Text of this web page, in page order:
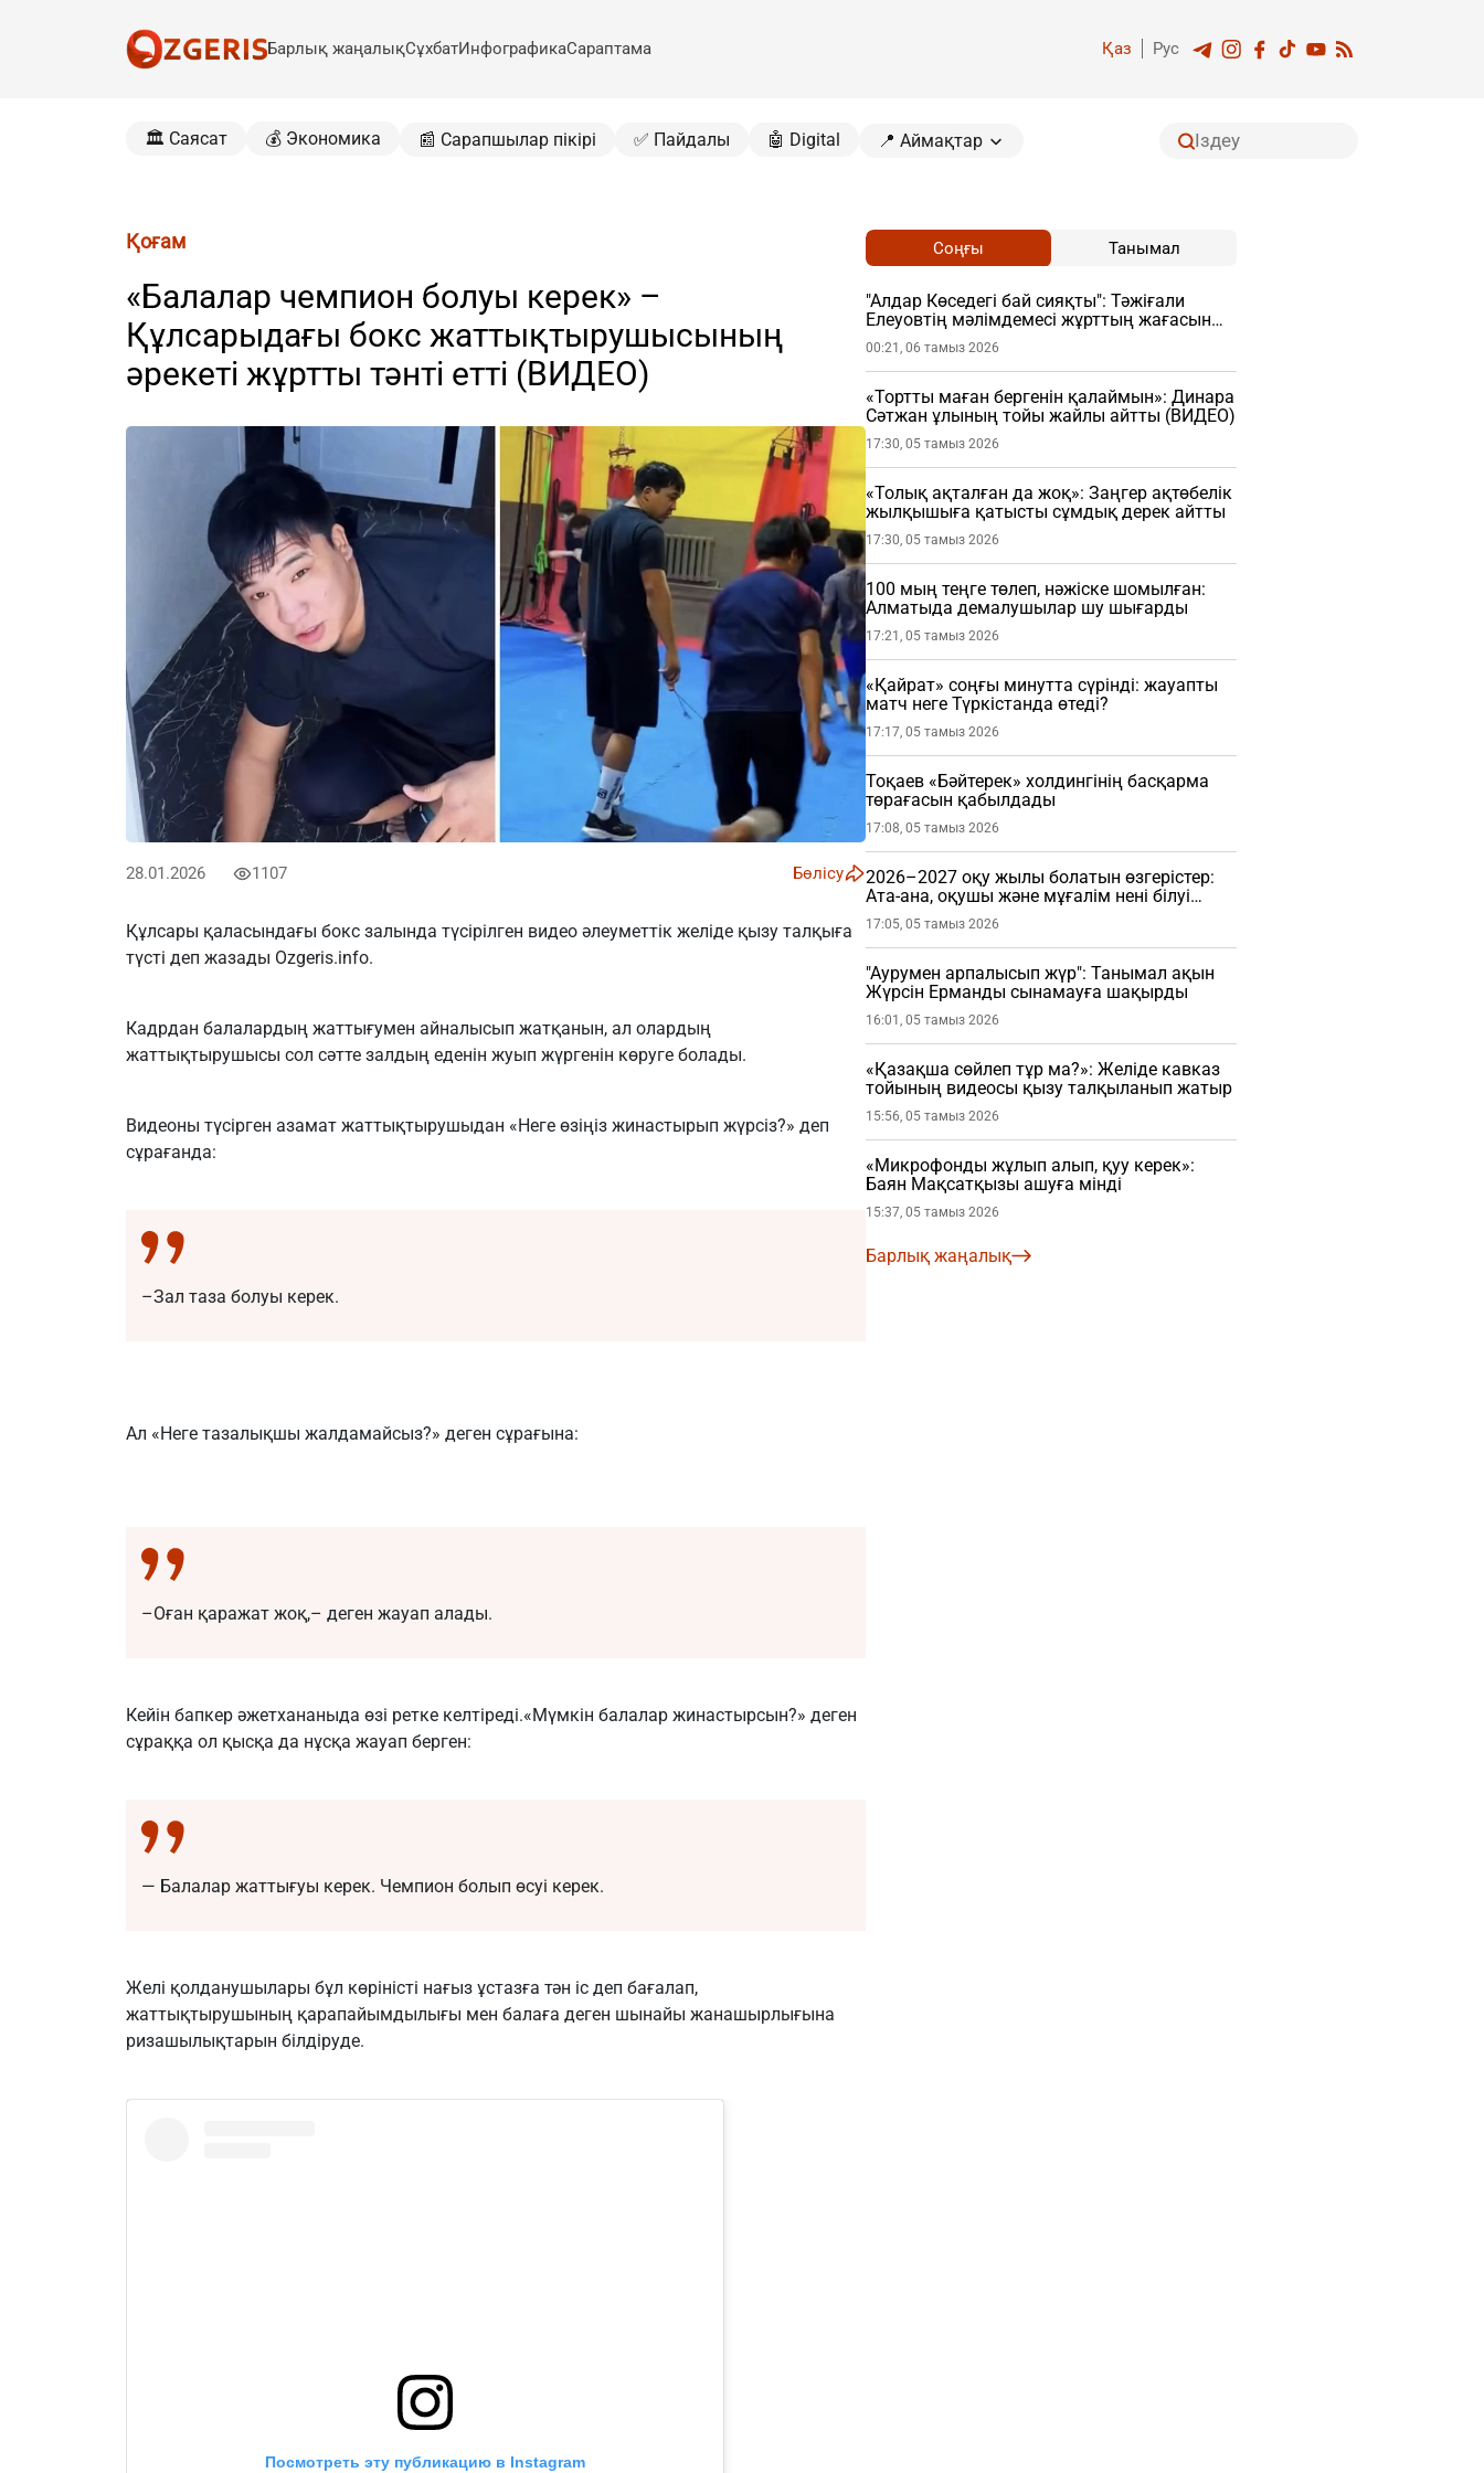
Барлық жаңалықСұхбатИнфографикаСараптама Қаз Рус
🏛️ Саясат 💰 Экономика 📰 Сарапшылар пікірі ✅ Пайдалы 🤖 Digital 📍 Аймақтар
Қоғам
«Балалар чемпион болуы керек» –
Құлсарыдағы бокс жаттықтырушысының
әрекеті жұртты тәнті етті (ВИДЕО)
28.01.2026 1107 Бөлісу
Құлсары қаласындағы бокс залында түсірілген видео әлеуметтік желіде қызу талқыға
түсті деп жазады Оzgeris.info.
Кадрдан балалардың жаттығумен айналысып жатқанын, ал олардың
жаттықтырушысы сол сәтте залдың еденін жуып жүргенін көруге болады.
Видеоны түсірген азамат жаттықтырушыдан «Неге өзіңіз жинастырып жүрсіз?» деп
сұрағанда:
–Зал таза болуы керек.
Ал «Неге тазалықшы жалдамайсыз?» деген сұрағына:
–Оған қаражат жоқ,– деген жауап алады.
Кейін бапкер әжетхананыда өзі ретке келтіреді.«Мүмкін балалар жинастырсын?» деген
сұраққа ол қысқа да нұсқа жауап берген:
— Балалар жаттығуы керек. Чемпион болып өсуі керек.
Желі қолданушылары бұл көріністі нағыз ұстазға тән іс деп бағалап,
жаттықтырушының қарапайымдылығы мен балаға деген шынайы жанашырлығына
ризашылықтарын білдіруде.
Соңғы Танымал
"Алдар Көседегі бай сияқты": Тәжіғали
Елеуовтің мәлімдемесі жұрттың жағасын
ұстатты
00:21, 06 тамыз 2026
«Тортты маған бергенін қалаймын»: Динара
Сәтжан ұлының тойы жайлы айтты (ВИДЕО)
17:30, 05 тамыз 2026
«Толық ақталған да жоқ»: Заңгер ақтөбелік
жылқышыға қатысты сұмдық дерек айтты
17:30, 05 тамыз 2026
100 мың теңге төлеп, нәжіске шомылған:
Алматыда демалушылар шу шығарды
17:21, 05 тамыз 2026
«Қайрат» соңғы минутта сүрінді: жауапты
матч неге Түркістанда өтеді?
17:17, 05 тамыз 2026
Тоқаев «Бәйтерек» холдингінің басқарма
төрағасын қабылдады
17:08, 05 тамыз 2026
2026–2027 оқу жылы болатын өзгерістер:
Ата-ана, оқушы және мұғалім нені білуі
керек?
17:05, 05 тамыз 2026
"Аурумен арпалысып жүр": Танымал ақын
Жүрсін Ерманды сынамауға шақырды
16:01, 05 тамыз 2026
«Қазақша сөйлеп тұр ма?»: Желіде кавказ
тойының видеосы қызу талқыланып жатыр
15:56, 05 тамыз 2026
«Микрофонды жұлып алып, қуу керек»:
Баян Мақсатқызы ашуға мінді
15:37, 05 тамыз 2026
Барлық жаңалық